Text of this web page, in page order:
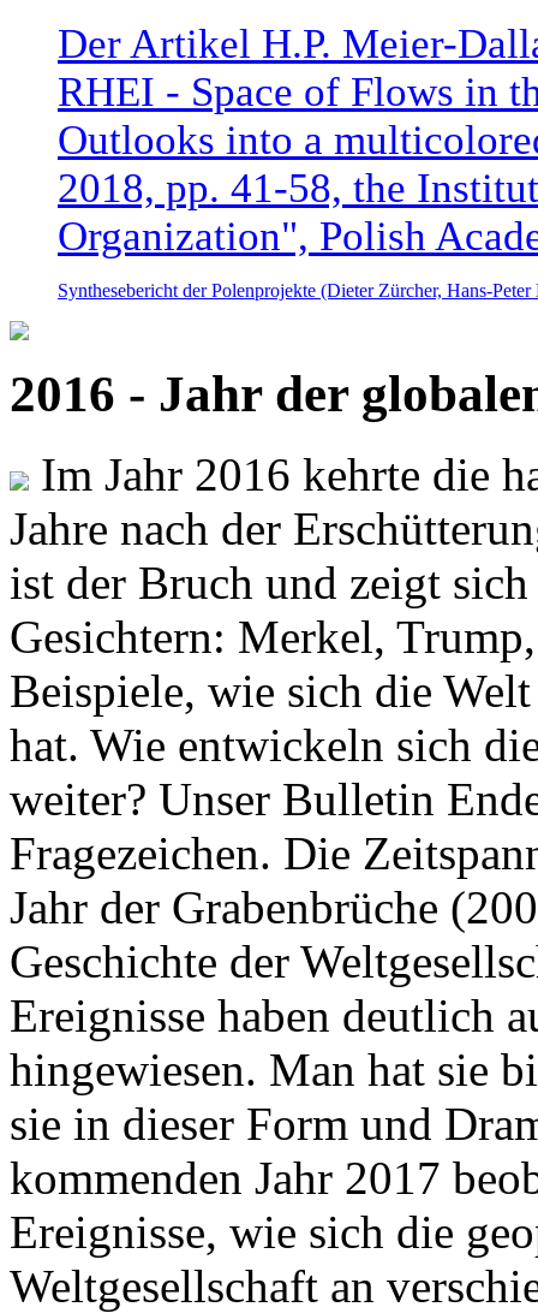
Der Artikel H.P. Meier-
RHEI - Space of Flows in
Outlooks into a
2018, pp. 41-58, the
Organization", Polish
Synthesebericht der Polenprojekte (Dieter Zürcher, Hans-
2016 - Jahr der
Im Jahr 2016 kehrte die
Jahre nach der
ist der Bruch und zeigt
Gesichtern: Merkel,
Beispiele, wie sich die
hat. Wie entwickeln sich
weiter? Unser Bulletin
Fragezeichen. Die
Jahr der Grabenbrüche
Geschichte der
Ereignisse haben deutlich
hingewiesen. Man hat sie
sie in dieser Form und
kommenden Jahr 2017
Ereignisse, wie sich die
Weltgesellschaft an